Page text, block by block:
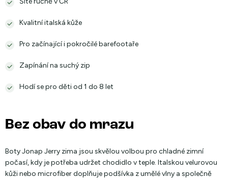
Kvalitní italská kůže
Pro začínající i pokročilé barefootaře
Zapínání na suchý zip
Hodí se pro děti od 1 do 8 let
Bez obav do mrazu
Boty Jonap Jerry zima jsou skvělou volbou pro chladné zimní
počasí, kdy je potřeba udržet chodidlo v teple. Italskou velurovou
kůži nebo microfiber doplňuje podšívka z umělé vlny a společně